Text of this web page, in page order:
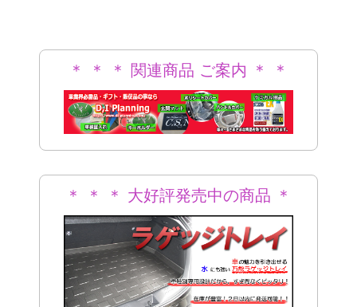
＊ ＊ ＊ 関連商品 ご案内 ＊ ＊
＊
＊ ＊ ＊ 大好評発売中の商品 ＊
＊ ＊